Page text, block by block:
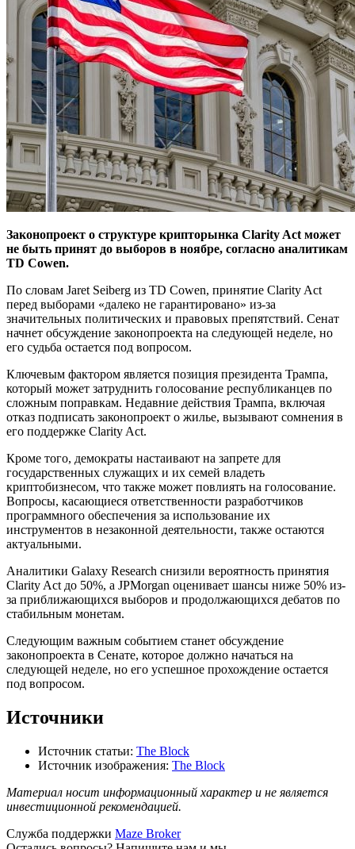
Законопроект о структуре крипторынка Clarity Act может
не быть принят до выборов в ноябре, согласно аналитикам
TD Cowen.
По словам Jaret Seiberg из TD Cowen, принятие Clarity Act
перед выборами «далеко не гарантировано» из-за
значительных политических и правовых препятствий. Сенат
начнет обсуждение законопроекта на следующей неделе, но
его судьба остается под вопросом.
Ключевым фактором является позиция президента Трампа,
который может затруднить голосование республиканцев по
сложным поправкам. Недавние действия Трампа, включая
отказ подписать законопроект о жилье, вызывают сомнения в
его поддержке Clarity Act.
Кроме того, демократы настаивают на запрете для
государственных служащих и их семей владеть
криптобизнесом, что также может повлиять на голосование.
Вопросы, касающиеся ответственности разработчиков
программного обеспечения за использование их
инструментов в незаконной деятельности, также остаются
актуальными.
Аналитики Galaxy Research снизили вероятность принятия
Clarity Act до 50%, а JPMorgan оценивает шансы ниже 50% из-
за приближающихся выборов и продолжающихся дебатов по
стабильным монетам.
Следующим важным событием станет обсуждение
законопроекта в Сенате, которое должно начаться на
следующей неделе, но его успешное прохождение остается
под вопросом.
Источники
Источник статьи: The Block
Источник изображения: The Block
Материал носит информационный характер и не является
инвестиционной рекомендацией.
Служба поддержки Maze Broker